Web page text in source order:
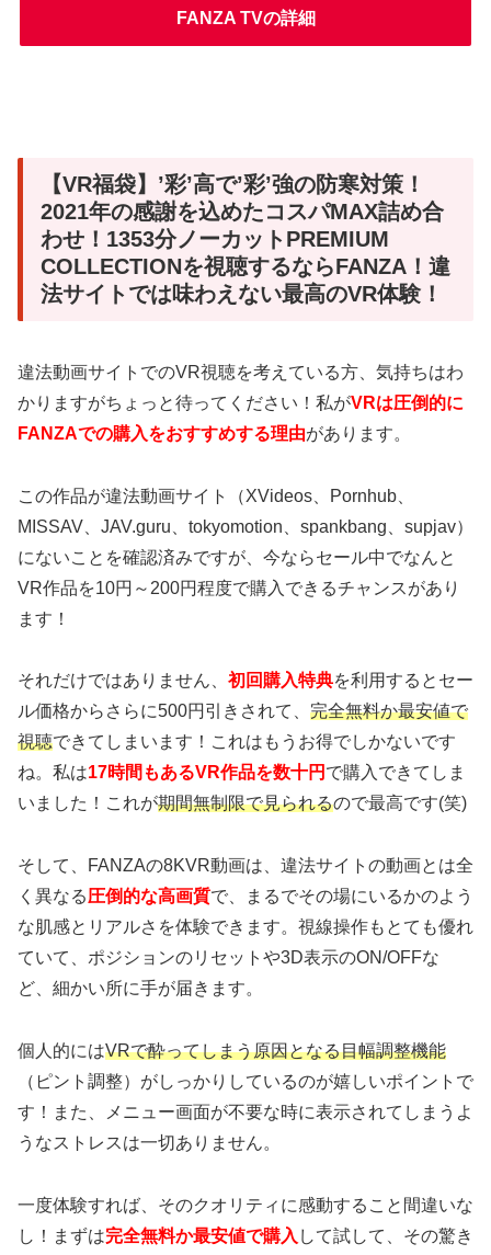
FANZA TVの詳細
【VR福袋】’彩’高で’彩’強の防寒対策！
2021年の感謝を込めたコスパMAX詰め合
わせ！1353分ノーカットPREMIUM
COLLECTIONを視聴するならFANZA！違
法サイトでは味わえない最高のVR体験！
違法動画サイトでのVR視聴を考えている方、気持ちはわ
かりますがちょっと待ってください！私がVRは圧倒的に
FANZAでの購入をおすすめする理由があります。
この作品が違法動画サイト（XVideos、Pornhub、
MISSAV、JAV.guru、tokyomotion、spankbang、supjav）
にないことを確認済みですが、今ならセール中でなんと
VR作品を10円～200円程度で購入できるチャンスがあり
ます！
それだけではありません、 初回購入特典を利用するとセー
ル価格からさらに500円引きされて、 完全無料か最安値で
視聴できてしまいます！これはもうお得でしかないです
ね。私は17時間もあるVR作品を数十円 で購入できてしま
いました！これが期間無制限で見られるので最高です(笑)
そして、FANZAの8KVR動画は、違法サイトの動画とは全
く異なる圧倒的な高画質で、まるでその場にいるかのよう
な肌感とリアルさを体験できます。視線操作もとても優れ
ていて、ポジションのリセットや3D表示のON/OFFな
ど、細かい所に手が届きます。
個人的にはVRで酔ってしまう原因となる目幅調整機能
（ピント調整）がしっかりしているのが嬉しいポイントで
す！また、メニュー画面が不要な時に表示されてしまうよ
うなストレスは一切ありません。
一度体験すれば、そのクオリティに感動すること間違いな
し！まずは完全無料か最安値で購入 して試して、その驚き